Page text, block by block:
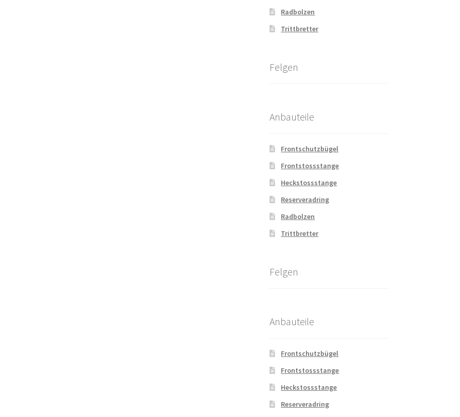
Radbolzen
Trittbretter
Felgen
Anbauteile
Frontschutzbügel
Frontstossstange
Heckstossstange
Reserveradring
Radbolzen
Trittbretter
Felgen
Anbauteile
Frontschutzbügel
Frontstossstange
Heckstossstange
Reserveradring